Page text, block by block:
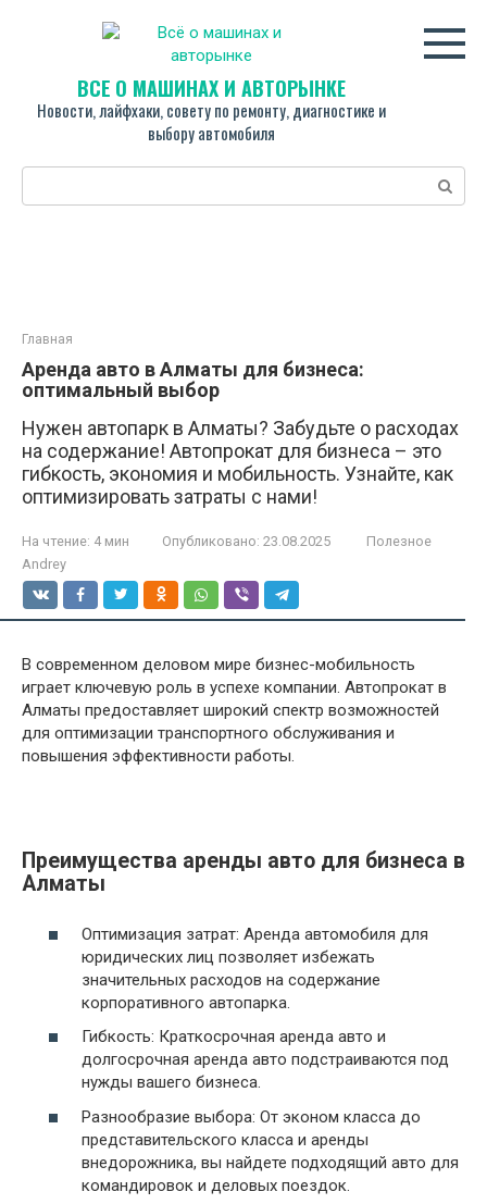
ВСЁ О МАШИНАХ И АВТОРЫНКЕ
Новости, лайфхаки, совету по ремонту, диагностике и
выбору автомобиля
Поиск:
Главная
Аренда авто в Алматы для бизнеса:
оптимальный выбор
Нужен автопарк в Алматы? Забудьте о расходах
на содержание! Автопрокат для бизнеса – это
гибкость, экономия и мобильность. Узнайте, как
оптимизировать затраты с нами!
На чтение: 4 мин Опубликовано: 23.08.2025
Полезное
Andrey
В современном деловом мире бизнес-мобильность
играет ключевую роль в успехе компании. Автопрокат в
Алматы предоставляет широкий спектр возможностей
для оптимизации транспортного обслуживания и
повышения эффективности работы.
Преимущества аренды авто для бизнеса в
Алматы
Оптимизация затрат: Аренда автомобиля для
юридических лиц позволяет избежать
значительных расходов на содержание
корпоративного автопарка.
Гибкость: Краткосрочная аренда авто и
долгосрочная аренда авто подстраиваются под
нужды вашего бизнеса.
Разнообразие выбора: От эконом класса до
представительского класса и аренды
внедорожника, вы найдете подходящий авто для
командировок и деловых поездок.